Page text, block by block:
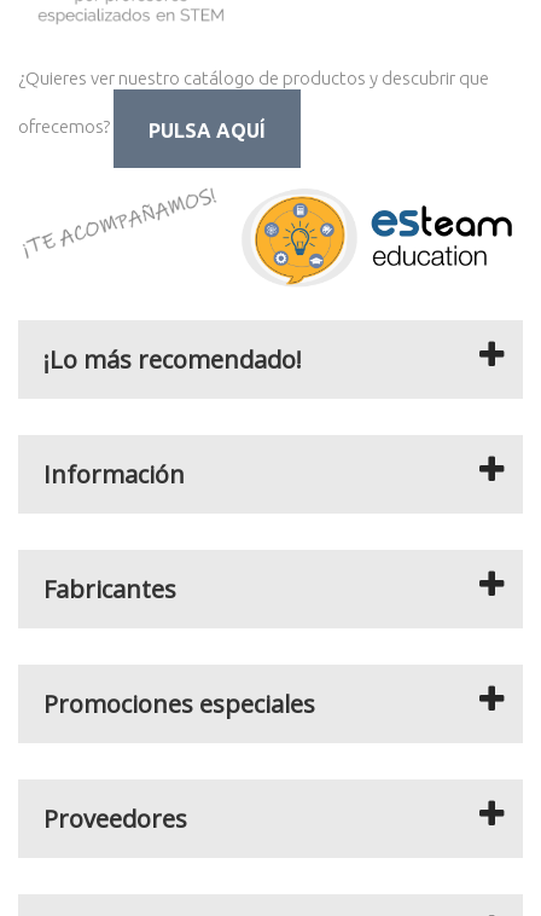
¿Quieres ver nuestro catálogo de productos y descubrir que
ofrecemos? PULSA AQUÍ
¡Lo más recomendado!
Información
Fabricantes
Promociones especiales
Proveedores